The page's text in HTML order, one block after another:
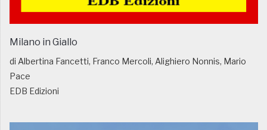
Milano in Giallo
di Albertina Fancetti, Franco Mercoli, Alighiero Nonnis, Mario
Pace
EDB Edizioni